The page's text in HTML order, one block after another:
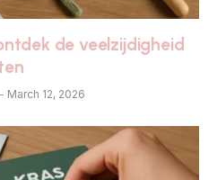
de veelzijdigheid
March 12, 2026